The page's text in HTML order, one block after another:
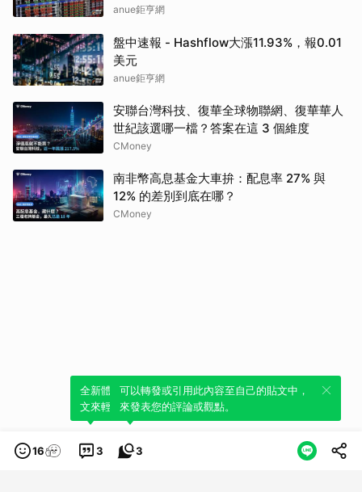
義」
anue鉅亨網
盤中速報 - Hashflow大漲11.93%，報0.01
美元
anue鉅亨網
安聯台灣科技、復華全球物聯網、復華華人
世紀該選哪一檔？答案在這 3 個維度
CMoney
南非幣高息基金大車拚：配息率 27% 與
12% 的差別到底在哪？
CMoney
16 3
全新體驗！一鍵引用此內容，透過發布貼
文來輕鬆表達個人立場。
3
可以轉發或引用此內容至自己的貼文中，
來發表您的評論或觀點。